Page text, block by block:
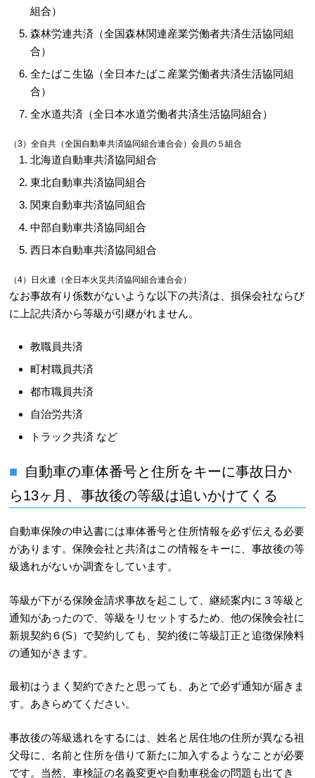
組合）
森林労連共済（全国森林関連産業労働者共済生活協同組
合）
全たばこ生協（全日本たばこ産業労働者共済生活協同組
合）
全水道共済（全日本水道労働者共済生活協同組合）
（3）全自共（全国自動車共済協同組合連合会）会員の５組合
北海道自動車共済協同組合
東北自動車共済協同組合
関東自動車共済協同組合
中部自動車共済協同組合
西日本自動車共済協同組合
（4）日火連（全日本火災共済協同組合連合会）
なお事故有り係数がないような以下の共済は、損保会社ならび
に上記共済から等級が引継がれません。
教職員共済
町村職員共済
都市職員共済
自治労共済
トラック共済 など
自動車の車体番号と住所をキーに事故日か
ら13ヶ月、事故後の等級は追いかけてくる
自動車保険の申込書には車体番号と住所情報を必ず伝える必要
があります。保険会社と共済はこの情報をキーに、事故後の等
級逃れがないか調査をしています。
等級が下がる保険金請求事故を起こして、継続案内に３等級と
通知があったので、等級をリセットするため、他の保険会社に
新規契約６(S）で契約しても、契約後に等級訂正と追徴保険料
の通知がきます。
最初はうまく契約できたと思っても、あとで必ず通知が届きま
す。あきらめてください。
事故後の等級逃れをするには、姓名と居住地の住所が異なる祖
父母に、名前と住所を借りて新たに加入するようなことが必要
です。当然、車検証の名義変更や自動車税金の問題も出てき